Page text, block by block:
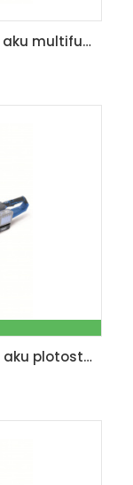
BC-MFH400-X-SET S2 - 20 V IXES aku multifunkční stroj 4v1 + 2x 2Ah baterie + duální nabíječka 2,4 A
BC-HT720-X-SET S2 - 2x20 V IXES aku plotostřih + 2x 2Ah baterie + duální nabíječka 2,4 A